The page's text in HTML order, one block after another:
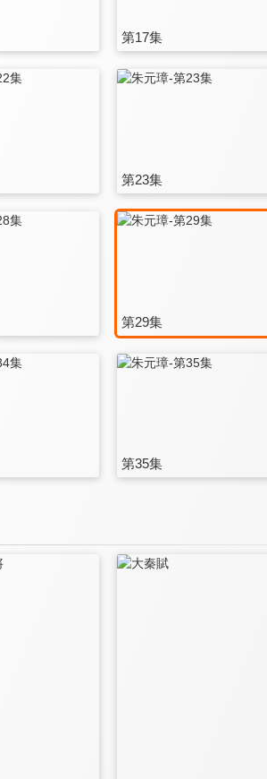
第17集
第23集
第29集
第35集